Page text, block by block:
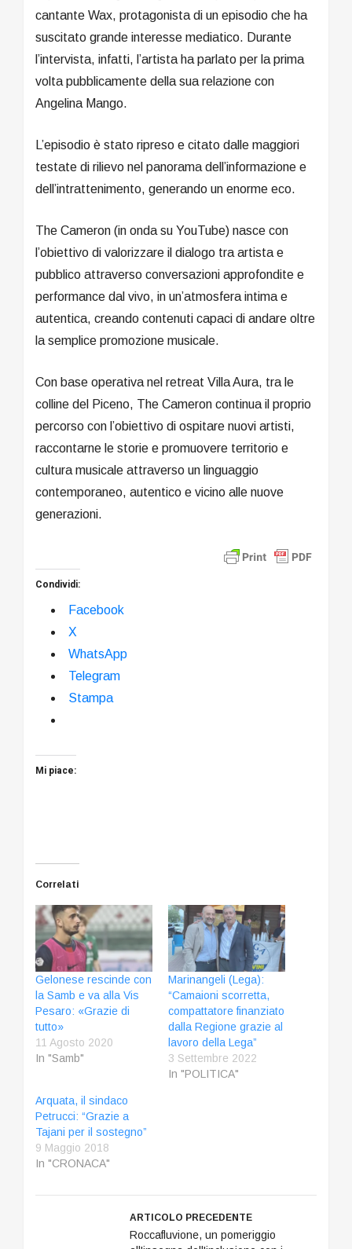
cantante Wax, protagonista di un episodio che ha
suscitato grande interesse mediatico. Durante
l’intervista, infatti, l’artista ha parlato per la prima
volta pubblicamente della sua relazione con
Angelina Mango.
L’episodio è stato ripreso e citato dalle maggiori
testate di rilievo nel panorama dell’informazione e
dell’intrattenimento, generando un enorme eco.
The Cameron (in onda su YouTube) nasce con
l’obiettivo di valorizzare il dialogo tra artista e
pubblico attraverso conversazioni approfondite e
performance dal vivo, in un’atmosfera intima e
autentica, creando contenuti capaci di andare oltre
la semplice promozione musicale.
Con base operativa nel retreat Villa Aura, tra le
colline del Piceno, The Cameron continua il proprio
percorso con l’obiettivo di ospitare nuovi artisti,
raccontarne le storie e promuovere territorio e
cultura musicale attraverso un linguaggio
contemporaneo, autentico e vicino alle nuove
generazioni.
Condividi:
Facebook
X
WhatsApp
Telegram
Stampa
Mi piace:
Correlati
Gelonese rescinde con
la Samb e va alla Vis
Pesaro: «Grazie di
tutto»
11 Agosto 2020
In "Samb"
Marinangeli (Lega):
“Camaioni scorretta,
compattatore finanziato
dalla Regione grazie al
lavoro della Lega”
3 Settembre 2022
In "POLITICA"
Arquata, il sindaco
Petrucci: “Grazie a
Tajani per il sostegno”
9 Maggio 2018
In "CRONACA"
ARTICOLO PRECEDENTE
Roccafluvione, un pomeriggio